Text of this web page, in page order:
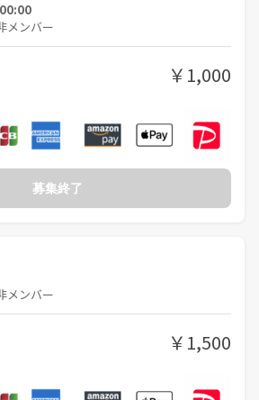
ずご連絡を
、今後のご参加をお断りすることがありま
ないで！
は一切禁止です
教・投資などへの勧誘目的での参加は固く
断りいたします。
う！
えるイベントを一緒に作りましょう✨
いつでも主催者へご相談ください☺️
メンバー
￥1,000
募集終了
メンバー
￥1,500